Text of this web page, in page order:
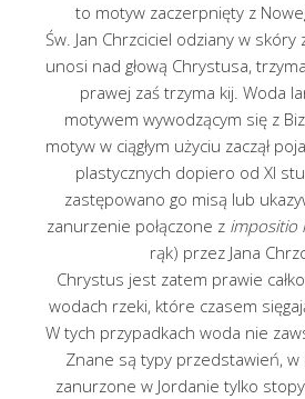
to motyw zaczerpnięty z
Św. Jan Chrzciciel odziany w skóry
unosi nad głową Chrystusa,
prawej zaś trzyma kij. Woda
motywem wywodzącym się z
motyw w ciągłym użyciu zaczął
plastycznych dopiero od XI
zastępowano go misą lub
zanurzenie połączone z impositio
rąk) przez Jana
Chrystus jest zatem prawie
wodach rzeki, które czasem
W tych przypadkach woda nie
Znane są typy przedstawień, w
zanurzone w Jordanie tylko